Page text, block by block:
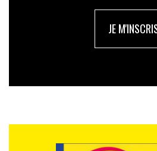
JE